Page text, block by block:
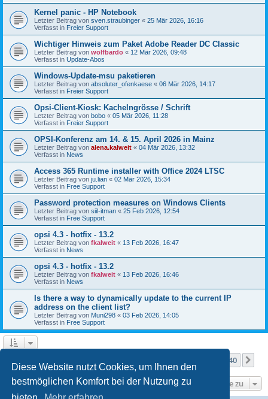
Diese Website nutzt Cookies, um Ihnen den
bestmöglichen Komfort bei der Nutzung zu
Kernel panic - HP Notebook
Letzter Beitrag von sven.straubinger « 25 Mär 2026, 16:16
Verfasst in Freier Support
Wichtiger Hinweis zum Paket Adobe Reader DC Classic
Letzter Beitrag von wolfbardo « 12 Mär 2026, 09:48
Verfasst in Update-Abos
Windows-Update-msu paketieren
Letzter Beitrag von absoluter_ofenkaese « 06 Mär 2026, 14:17
Verfasst in Freier Support
Opsi-Client-Kiosk: Kachelngrösse / Schrift
Letzter Beitrag von bobo « 05 Mär 2026, 11:28
Verfasst in Freier Support
OPSI-Konferenz am 14. & 15. April 2026 in Mainz
Letzter Beitrag von alena.kalweit « 04 Mär 2026, 13:32
Verfasst in News
Access 365 Runtime installer with Office 2024 LTSC
Letzter Beitrag von ju.lian « 02 Mär 2026, 15:34
Verfasst in Free Support
Password protection measures on Windows Clients
Letzter Beitrag von siil-itman « 25 Feb 2026, 12:54
Verfasst in Free Support
opsi 4.3 - hotfix - 13.2
Letzter Beitrag von fkalweit « 13 Feb 2026, 16:47
Verfasst in News
opsi 4.3 - hotfix - 13.2
Letzter Beitrag von fkalweit « 13 Feb 2026, 16:46
Verfasst in News
Is there a way to dynamically update to the current IP
address on the client list?
Letzter Beitrag von Muni298 « 03 Feb 2026, 14:05
Verfasst in Free Support
40
Gehe zu